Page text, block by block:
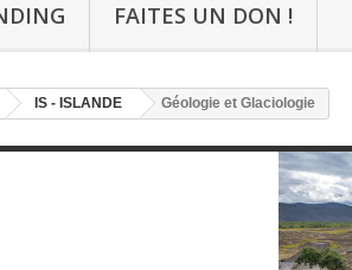
FAITES UN DON !
IS - ISLANDE Géologie et Glaciologie